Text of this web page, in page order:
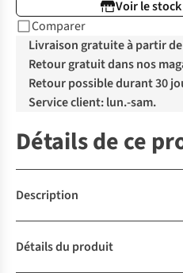
Voir le
Comparer
Livraison gratuite à partir de
Retour gratuit dans nos
Retour possible durant 30
Service client: lun.-sam.
Détails de ce
Description
Détails du produit